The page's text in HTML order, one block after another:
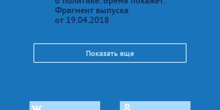
Фрагмент выпуска
от 19.04.2018
Показать еще